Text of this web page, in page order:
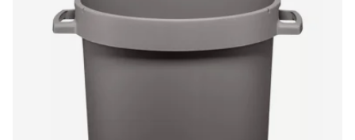
Diameter 51 cm
Orthex
306859